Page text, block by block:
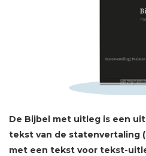
De Bijbel met uitleg is een
tekst van de statenvertaling
met een tekst voor tekst-